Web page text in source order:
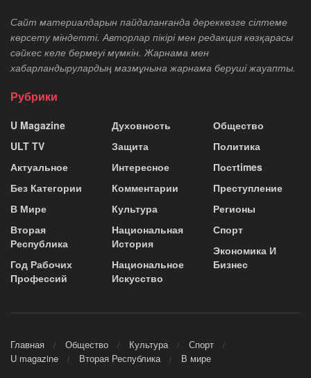
Сайт материалдарын пайдаланғанда дереккөзге сілтеме
көрсету міндетті. Авторлар пікірі мен редакция көзқарасы
сәйкес келе бермеуі мүмкін. Жарнама мен
хабарландырулардың мазмұнына жарнама беруші жауапты.
Рубрики
U Magazine
ULT TV
Актуальное
Без Категории
В Мире
Вторая
Республика
Год Рабочих
Профессий
Духовность
Защита
Интересное
Комментарии
Культура
Национальная
История
Национальное
Искусство
Общество
Политика
Постtimes
Преступление
Регионы
Спорт
Экономика И
Бизнес
Главная Общество Культура
Спорт
U magazine
Вторая Республика В мире